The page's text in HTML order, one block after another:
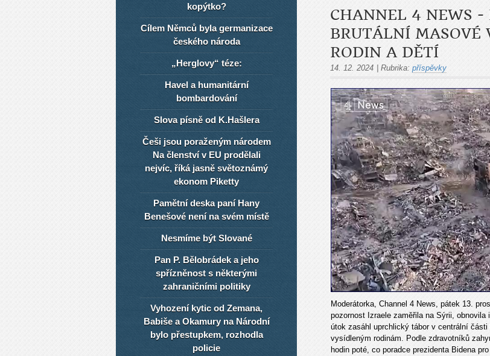
CHANNEL 4 NEWS
BRUTÁLNÍ MASOVÉ
RODIN A DĚTÍ
14. 12. 2024 Rubrika: příspěvky
Moderátorka, Channel 4 News, pátek 13.
pozornost Izraele zaměřila na Sýrii,
útok zasáhl uprchlický tábor v centrální
vysídleným rodinám. Podle zdravotníků
hodin poté, co poradce prezidenta Bidena
kopýtko?
Cílem Němců byla germanizace
českého národa
„Herglovy“ téze:
Havel a humanitární
bombardování
Slova písně od K.Hašlera
Češi jsou poraženým národem
Na členství v EU prodělali
nejvíc, říká jasně světoznámý
ekonom Piketty
Pamětní deska paní Hany
Benešové není na svém místě
Nesmíme být Slované
Pan P. Bělobrádek a jeho
spřízněnost s některými
zahraničními politiky
Vyhození kytic od Zemana,
Babiše a Okamury na Národní
bylo přestupkem, rozhodla
policie